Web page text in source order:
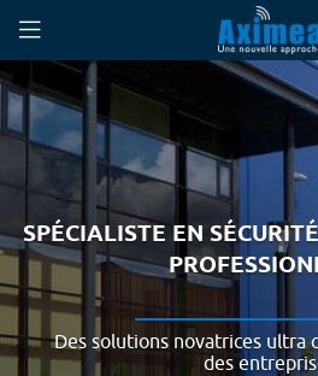
269 Avenue Jean Moulin
60880 Jaux
08 25 16 06 20
SPÉCIALISTE EN SÉCURITÉ
Des solutions novatrices ultra
des